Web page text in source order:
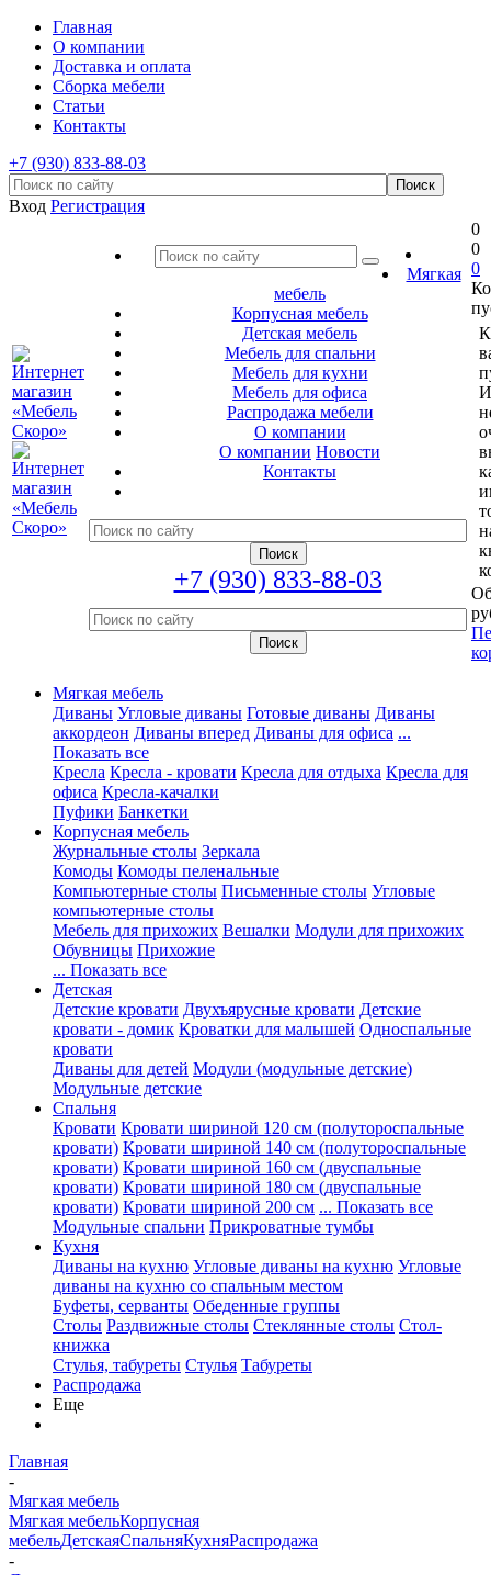
Главная
О компании
Доставка и оплата
Сборка мебели
Статьи
Контакты
+7 (930) 833-88-03
Вход Регистрация
Мягкая
мебель
Корпусная мебель
Детская мебель
Мебель для спальни
Мебель для кухни
Мебель для офиса
Распродажа мебели
О компании
О компании Новости
Контакты
+7 (930) 833-88-03
0
0
0
Мягкая мебель
Диваны Угловые диваны Готовые диваны Диваны
аккордеон Диваны вперед Диваны для офиса ...
Показать все
Кресла Кресла - кровати Кресла для отдыха Кресла для
офиса Кресла-качалки
Пуфики Банкетки
Корпусная мебель
Журнальные столы Зеркала
Комоды Комоды пеленальные
Компьютерные столы Письменные столы Угловые
компьютерные столы
Мебель для прихожих Вешалки Модули для прихожих
Обувницы Прихожие
... Показать все
Детская
Детские кровати Двухъярусные кровати Детские
кровати - домик Кроватки для малышей Односпальные
кровати
Диваны для детей Модули (модульные детские)
Модульные детские
Спальня
Кровати Кровати шириной 120 см (полутороспальные
кровати) Кровати шириной 140 см (полутороспальные
кровати) Кровати шириной 160 см (двуспальные
кровати) Кровати шириной 180 см (двуспальные
кровати) Кровати шириной 200 см ... Показать все
Модульные спальни Прикроватные тумбы
Кухня
Диваны на кухню Угловые диваны на кухню Угловые
диваны на кухню со спальным местом
Буфеты, серванты Обеденные группы
Столы Раздвижные столы Стеклянные столы Стол-
книжка
Стулья, табуреты Стулья Табуреты
Распродажа
Еще
Главная
-
Мягкая мебель
Мягкая мебельКорпусная
мебельДетскаяСпальняКухняРаспродажа
-